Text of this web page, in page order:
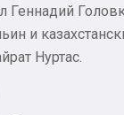
Геннадий
и
Нуртас.